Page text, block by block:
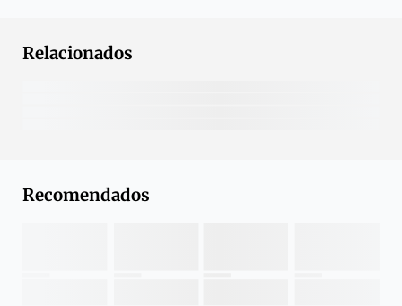
Relacionados
Recomendados